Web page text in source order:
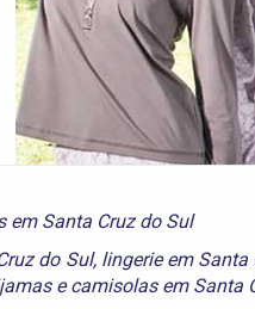
em Santa Cruz do Sul
do Sul, lingerie em Santa
e camisolas em Santa